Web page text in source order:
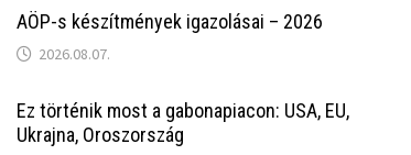
AÖP-s készítmények igazolásai – 2026
2026.08.07.
Ez történik most a gabonapiacon: USA, EU,
Ukrajna, Oroszország